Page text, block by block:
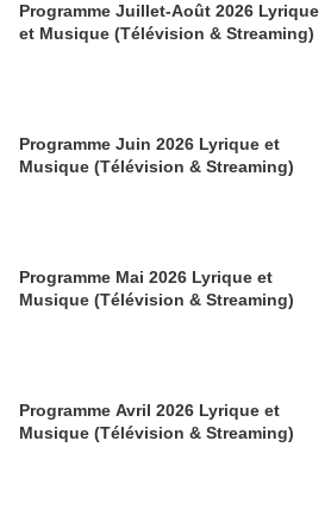
Programme Juillet-Août 2026 Lyrique
et Musique (Télévision & Streaming)
Programme Juin 2026 Lyrique et
Musique (Télévision & Streaming)
Programme Mai 2026 Lyrique et
Musique (Télévision & Streaming)
Programme Avril 2026 Lyrique et
Musique (Télévision & Streaming)